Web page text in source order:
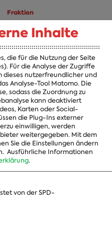
Fraktion
Fraktion
Vorsitzender
Vorstand
Arbeitsgruppen
Ausschussvorsitzende
Beauftragte
Landesgruppen
Organisation
Presse
Inhalte
die für die Nutzung der Seite
Für die Analyse der Zugriffe
nutzerfreundlicher und
Analyse-Tool Matomo. Die
sodass die Zuordnung zu
kann deaktiviert
Karten oder Social-
die Plug-Ins externer
einwilligen, werden
weitergegeben. Mit dem
Sie die Einstellungen ändern
Ausführliche Informationen
.
von der SPD-